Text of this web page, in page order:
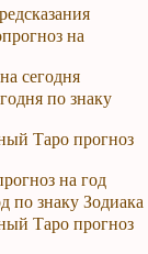
на
сегодня
по знаку
Таро прогноз
на год
по знаку Зодиака
Таро прогноз